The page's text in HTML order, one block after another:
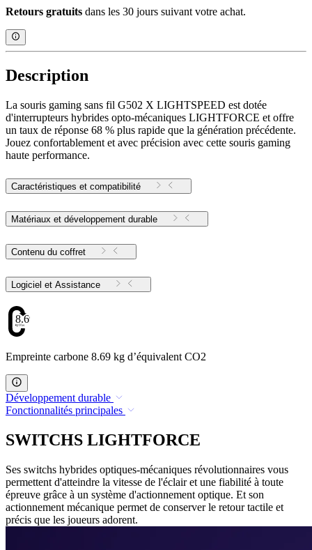
Retours gratuits dans les 30 jours suivant votre achat.
Description
La souris gaming sans fil G502 X LIGHTSPEED est dotée
d'interrupteurs hybrides opto-mécaniques LIGHTFORCE et offre
un taux de réponse 68 % plus rapide que la génération précédente.
Jouez confortablement et avec précision avec cette souris gaming
haute performance.
Caractéristiques et compatibilité
Matériaux et développement durable
Contenu du coffret
Logiciel et Assistance
8.69
Empreinte carbone 8.69 kg d’équivalent CO2
Développement durable
Fonctionnalités principales
SWITCHS LIGHTFORCE
Ses switchs hybrides optiques-mécaniques révolutionnaires vous
permettent d'atteindre la vitesse de l'éclair et une fiabilité à toute
épreuve grâce à un système d'actionnement optique. Et son
actionnement mécanique permet de conserver le retour tactile et
précis que les joueurs adorent.